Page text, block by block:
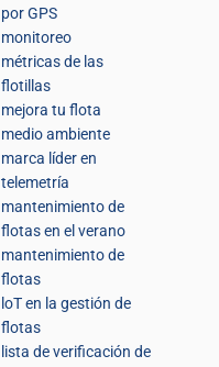
por GPS
monitoreo
métricas de las
flotillas
mejora tu flota
medio ambiente
marca líder en
telemetría
mantenimiento de
flotas en el verano
mantenimiento de
flotas
loT en la gestión de
flotas
lista de verificación de